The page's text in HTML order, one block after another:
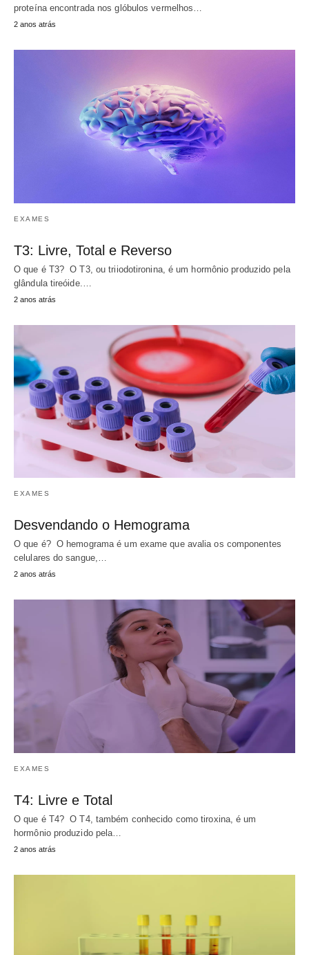
proteína encontrada nos glóbulos vermelhos…
2 anos atrás
EXAMES
T3: Livre, Total e Reverso
O que é T3? O T3, ou triiodotironina, é um hormônio produzido pela
glândula tireóide.…
2 anos atrás
EXAMES
Desvendando o Hemograma
O que é? O hemograma é um exame que avalia os componentes
celulares do sangue,…
2 anos atrás
EXAMES
T4: Livre e Total
O que é T4? O T4, também conhecido como tiroxina, é um
hormônio produzido pela…
2 anos atrás